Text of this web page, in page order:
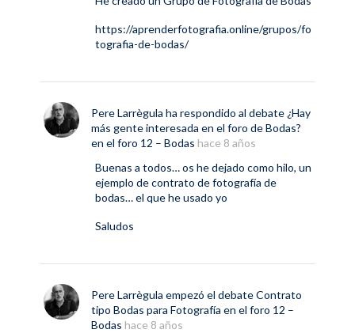
https://aprenderfotografia.online/grupos/fo
tografia-de-bodas/
Pere Larrègula ha respondido al debate¿Hay
más gente interesada en el foro de Bodas?
en el foro 12 – Bodas hace 8 años
Buenas a todos… os he dejado como hilo, un
ejemplo de contrato de fotografía de
bodas… el que he usado yo
Saludos
Pere Larrègula empezó el debateContrato
tipo Bodas para Fotografía en el foro 12 –
Bodas hace 8 años